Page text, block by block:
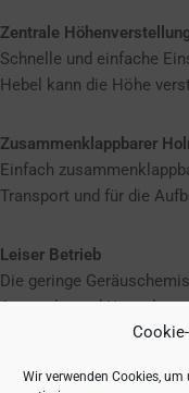
Wir verwenden Cookies, um
Zentrale
Schnelle und einfache
Hebel kann die Höhe
Zusammenklappbarer
Einfach
Transport und für die
Leiser Betrieb
Die geringe
Anwender und Umwelt.
PowerBoost für extra